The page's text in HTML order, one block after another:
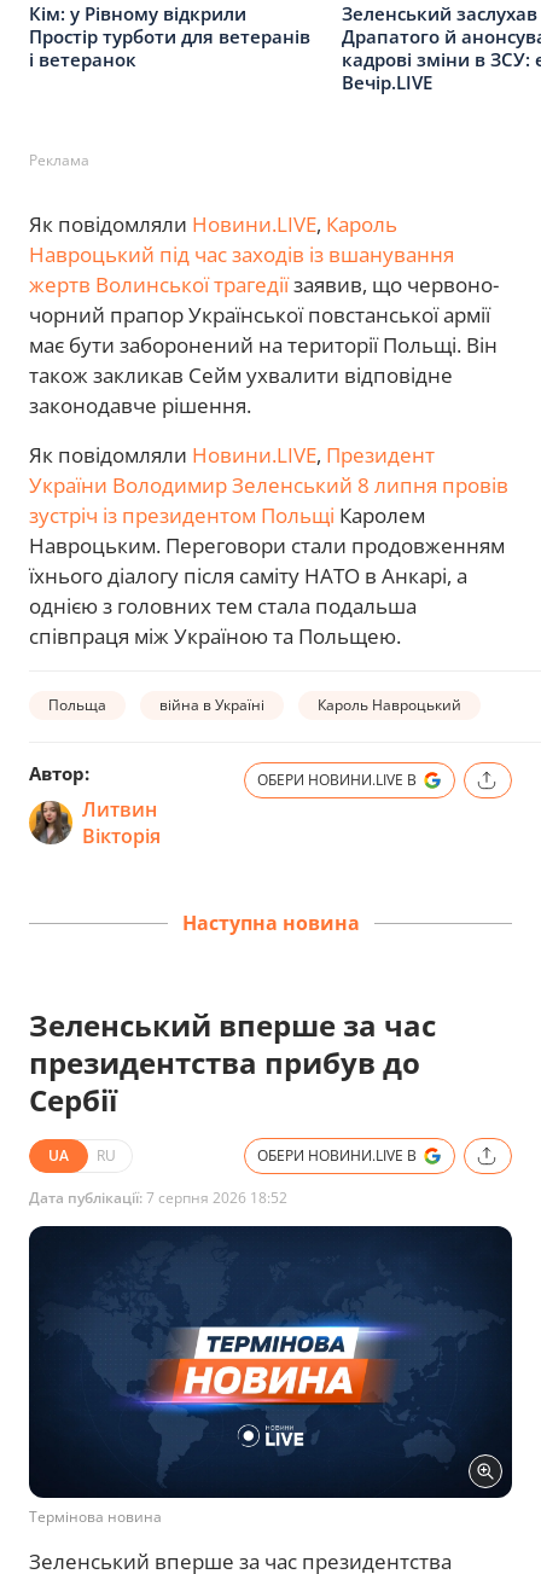
Кім: у Рівному відкрили
Простір турботи для ветеранів
і ветеранок
Зеленський
Драпатого й
кадрові зміни в ЗСУ:
Вечір.LIVE
Реклама
Як повідомляли Новини.LIVE, Кароль
Навроцький під час заходів із вшанування
жертв Волинської трагедіїзаявив, що червоно-
чорний прапор Української повстанської армії
має бути заборонений на території Польщі. Він
також закликав Сейм ухвалити відповідне
законодавче рішення.
Як повідомляли Новини.LIVE, Президент
України Володимир Зеленський 8 липня провів
зустріч із президентом Польщі Каролем
Навроцьким. Переговори стали продовженням
їхнього діалогу після саміту НАТО в Анкарі, а
однією з головних тем стала подальша
співпраця між Україною та Польщею.
Польща війна в Україні Кароль Навроцький
Автор:
Литвин
Вікторія
ОБЕРИ НОВИНИ.LIVE В
Наступна новина
Зеленський вперше за час
президентства прибув до
Сербії
UA RU ОБЕРИ НОВИНИ.LIVE В
Дата публікації:7 серпня 2026 18:52
Термінова новина
Зеленський вперше за час президентства